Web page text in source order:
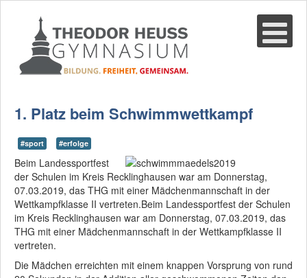
1. Platz beim Schwimmwettkampf
#sport #erfolge
Beim Landessportfest
der Schulen im Kreis Recklinghausen war am Donnerstag,
07.03.2019, das THG mit einer Mädchenmannschaft in der
Wettkampfklasse II vertreten.Beim Landessportfest der Schulen
im Kreis Recklinghausen war am Donnerstag, 07.03.2019, das
THG mit einer Mädchenmannschaft in der Wettkampfklasse II
vertreten.
Die Mädchen erreichten mit einem knappen Vorsprung von rund